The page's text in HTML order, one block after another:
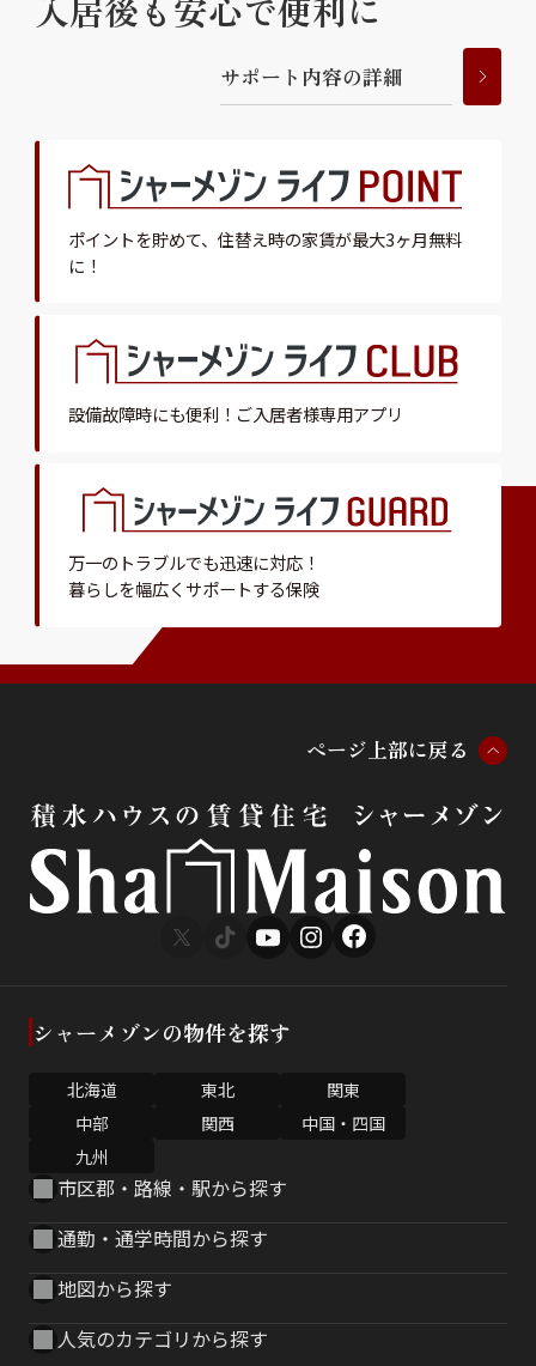
サポー ト 内容の詳細
ポイントを貯めて、 住替え時の家賃が最大3ヶ月無料
に！
設備故障時にも便利！ ご入居者様専用アプリ
万一のトラブルでも迅速に対応！
暮らしを幅広くサポートする保険
ページ 上部に戻る
シャーメゾンの物件を探す
北海道 東北
関東
中部
関西
中国・四国
九州
市区郡・路線・駅から探す
通勤・通学時間から探す
地図から探す
人気のカテゴリから探す